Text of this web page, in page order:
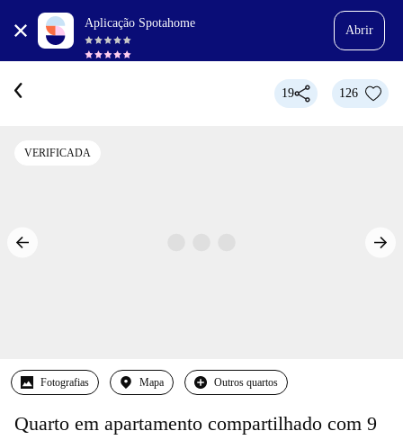
Aplicação Spotahome
Abrir
19 126
VERIFICADA
Fotografias Mapa Outros quartos
Quarto em apartamento compartilhado com 9